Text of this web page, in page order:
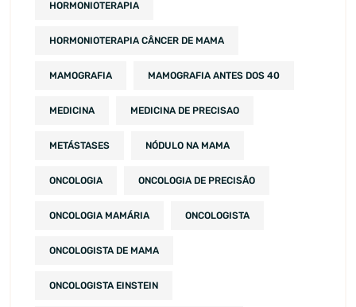
HORMONIOTERAPIA
HORMONIOTERAPIA CÂNCER DE MAMA
MAMOGRAFIA MAMOGRAFIA ANTES DOS 40
MEDICINA MEDICINA DE PRECISAO
METÁSTASES NÓDULO NA MAMA
ONCOLOGIA ONCOLOGIA DE PRECISÃO
ONCOLOGIA MAMÁRIA ONCOLOGISTA
ONCOLOGISTA DE MAMA
ONCOLOGISTA EINSTEIN